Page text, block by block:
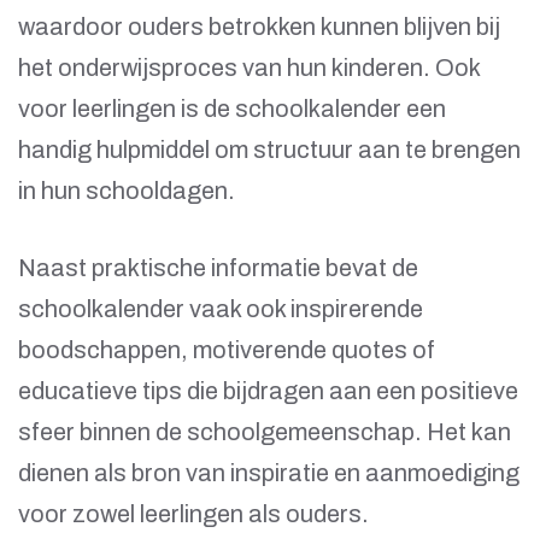
waardoor ouders betrokken kunnen blijven bij
het onderwijsproces van hun kinderen. Ook
voor leerlingen is de schoolkalender een
handig hulpmiddel om structuur aan te brengen
in hun schooldagen.
Naast praktische informatie bevat de
schoolkalender vaak ook inspirerende
boodschappen, motiverende quotes of
educatieve tips die bijdragen aan een positieve
sfeer binnen de schoolgemeenschap. Het kan
dienen als bron van inspiratie en aanmoediging
voor zowel leerlingen als ouders.